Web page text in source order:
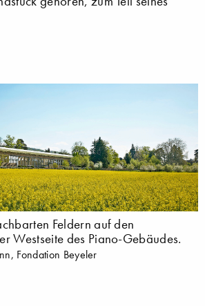
Feldern auf den
Westseite des Piano-Gebäudes.
Fondation Beyeler